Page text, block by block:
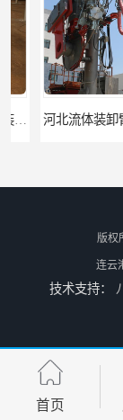
版权
连云
技术支持：
首页